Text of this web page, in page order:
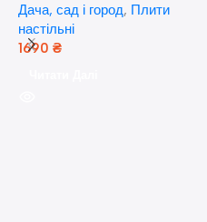
розпалюванням.
Дача, сад і город, Плити
настільні
1690 ₴